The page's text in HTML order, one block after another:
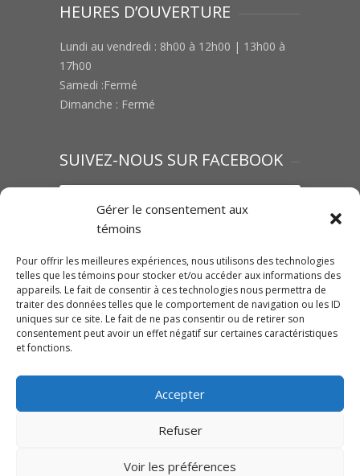
Gérer le consentement aux
témoins
Pour offrir les meilleures expériences, nous utilisons des technologies
telles que les témoins pour stocker et/ou accéder aux informations des
appareils. Le fait de consentir à ces technologies nous permettra de
traiter des données telles que le comportement de navigation ou les ID
uniques sur ce site. Le fait de ne pas consentir ou de retirer son
consentement peut avoir un effet négatif sur certaines caractéristiques
et fonctions.
Accepter
Refuser
Voir les préférences
HEURES D’OUVERTURE
Lundi au vendredi : 8h00 à 12h00 | 13h00 à
17h00
Samedi :Fermé
Dimanche : Fermé
SUIVEZ-NOUS SUR FACEBOOK
Traction Mégantic-Mahindra
Cliquez pour accepter les témoins
marketing et activer ce contenu
Traction Mégantic | Tous les droits réservés